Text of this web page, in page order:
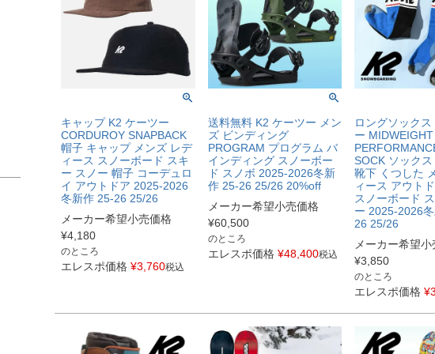
キャップ K2 ケーツー
CORDUROY SNAPBACK
帽子 キャップ メンズ レデ
ィース スノーボード スキ
ー スノー 帽子 コーデュロ
イ アウトドア 2025-2026
冬新作 25-26 25/26
メーカー希望小売価格
¥4,180
のところ
エレスポ価格 ¥3,760税込
送料無料 K2 ケーツー メン
ズ ビンディング
PROGRAM プログラム バ
インディング スノーボー
ド スノボ 2025-2026冬新
作 25-26 25/26 20%off
メーカー希望小売価格
¥60,500
のところ
エレスポ価格 ¥48,400税込
ロングソック
ー MIDWEIGHT
SOCK ソックス
靴下 くつした
ィース アウト
スノーボード
ー 2025-2026
26 25/26
メーカー希望小
¥3,850
のところ
エレスポ価格 ¥